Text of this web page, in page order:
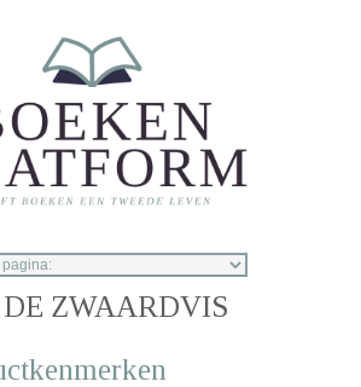
DE ZWAARDVIS